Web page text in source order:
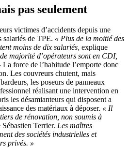
pas seulement
victimes d’accidents depuis une
salariés de TPE. « Plus de la moitié des
moins de dix salariés, explique
majorité d’opérateurs sont en CDI,
La force de l’habitude l’emporte donc
Les couvreurs chutent, mais
les poseurs de panneaux
réalisant une intervention en
les désamianteurs qui disposent a
des matériaux à déposer. « Il
de rénovation, non soumis à
Terrier. Les maîtres
des sociétés industrielles et
privés. »